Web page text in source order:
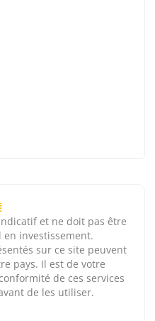
et ne doit pas être
en investissement.
sur ce site peuvent
pays. Il est de votre
de ces services
de les utiliser.